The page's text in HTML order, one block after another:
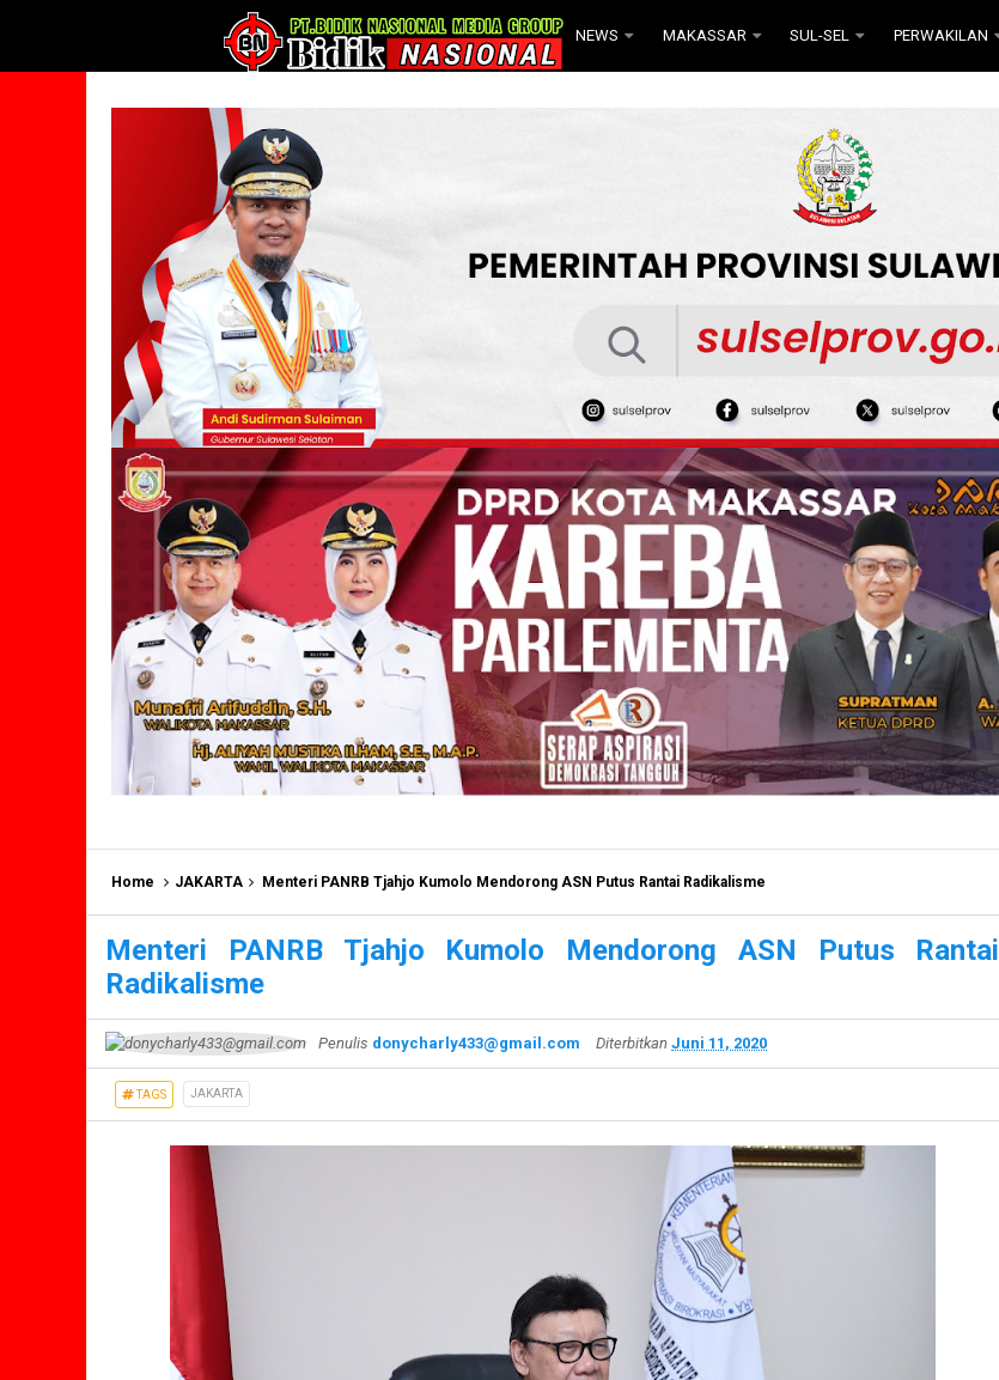
NEWS MAKASSAR SUL-SEL PERWAKILAN
Home JAKARTA Menteri PANRB Tjahjo Kumolo Mendorong ASN Putus Rantai Radikalisme
Menteri PANRB Tjahjo Kumolo Mendorong ASN Putus Rantai
Radikalisme
Penulis donycharly433@gmail.com Diterbitkan Juni 11, 2020
TAGS JAKARTA